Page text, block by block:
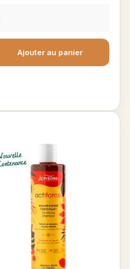
Ajouter au panier